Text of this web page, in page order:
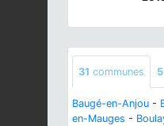
31 communes 5
Baugé-en-Anjou -
en-Mauges -